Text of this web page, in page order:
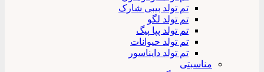
تم تولد بیبی شارک
تم تولد لگو
تم تولد پپا پیگ
تم تولد حیوانات
تم تولد دایناسور
مناسبتی